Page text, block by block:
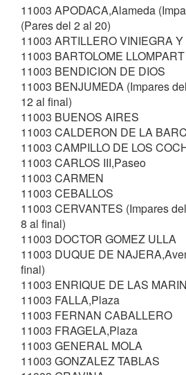
11003 APODACA,Alameda
(Pares del 2 al 20)
11003 ARTILLERO VINIEGRA
11003 BARTOLOME LLOMPART
11003 BENDICION DE DIOS
11003 BENJUMEDA (Impares
12 al final)
11003 BUENOS AIRES
11003 CALDERON DE LA
11003 CAMPILLO DE LOS
11003 CARLOS III,Paseo
11003 CARMEN
11003 CEBALLOS
11003 CERVANTES (Impares
8 al final)
11003 DOCTOR GOMEZ ULLA
11003 DUQUE DE
final)
11003 ENRIQUE DE LAS
11003 FALLA,Plaza
11003 FERNAN CABALLERO
11003 FRAGELA,Plaza
11003 GENERAL MOLA
11003 GONZALEZ TABLAS